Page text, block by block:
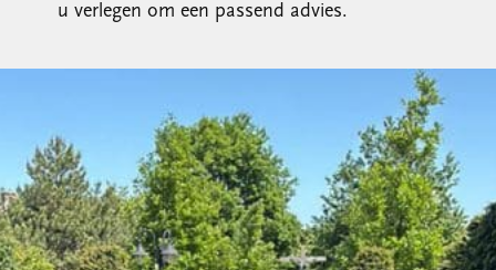
u verlegen om een passend advies.